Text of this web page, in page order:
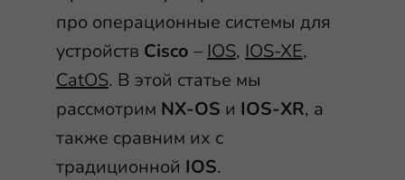
про операционные системы для
устройств Cisco – IOS, IOS-XE,
CatOS. В этой статье мы
рассмотрим NX-OS и IOS-XR, а
также сравним их с
традиционной IOS.